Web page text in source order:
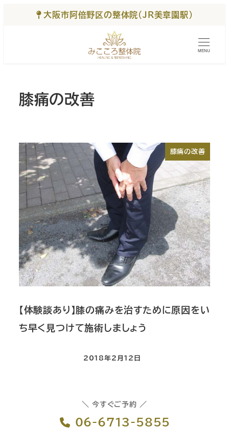
大阪市阿倍野区の整体院（JR美章園駅）
MENU
膝痛の改善
膝痛の改善
【体験談あり】膝の痛みを治すために原因をい
ち早く見つけて施術しましょう
2018年2月12日
＼ 今すぐご予約 ／
06-6713-5855